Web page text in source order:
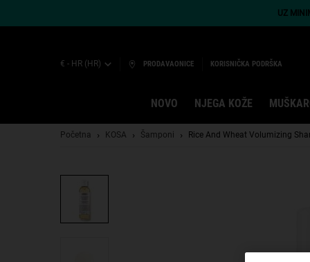
UZ
€ - HR (HR) PRODAVAONICE KORISNIČKA PODRŠKA
NOVO NJEGA KOŽE
Početna KOSA Šamponi Rice And Wheat Volumizing